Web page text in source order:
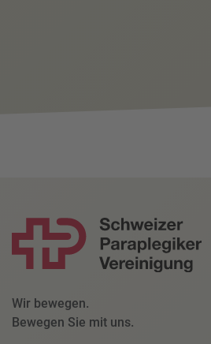
Wir bewegen.
Bewegen Sie mit uns.